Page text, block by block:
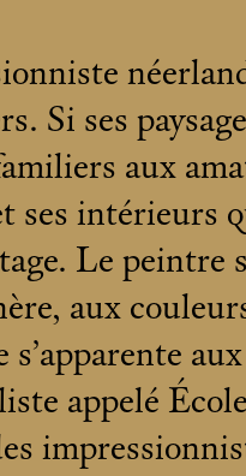
Si ses
aux
ses intérieurs
Le peintre
aux
appelé